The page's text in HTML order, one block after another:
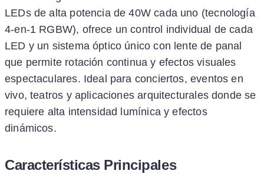
LEDs de alta potencia de 40W cada uno (tecnología
4-en-1 RGBW), ofrece un control individual de cada
LED y un sistema óptico único con lente de panal
que permite rotación continua y efectos visuales
espectaculares. Ideal para conciertos, eventos en
vivo, teatros y aplicaciones arquitecturales donde se
requiere alta intensidad lumínica y efectos
dinámicos.
Características Principales